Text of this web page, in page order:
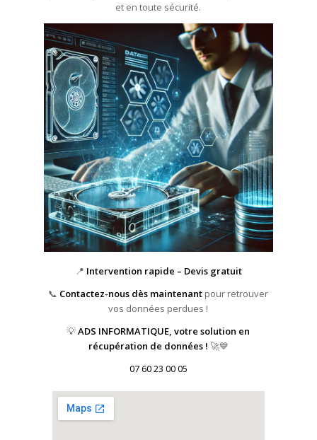
et en toute sécurité.
📍 Intervention rapide – Devis gratuit
📞 Contactez-nous dès maintenant pour retrouver
vos données perdues !
💡ADS INFORMATIQUE, votre solution en
récupération de données ! 🚀💙
07 60 23 00 05